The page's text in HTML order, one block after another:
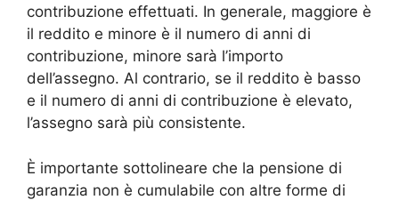
contribuzione effettuati. In generale, maggiore è
il reddito e minore è il numero di anni di
contribuzione, minore sarà l’importo
dell’assegno. Al contrario, se il reddito è basso
e il numero di anni di contribuzione è elevato,
l’assegno sarà più consistente.
È importante sottolineare che la pensione di
garanzia non è cumulabile con altre forme di